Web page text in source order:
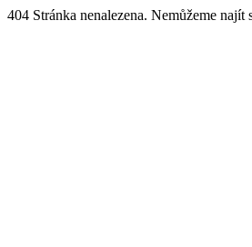
404 Stránka nenalezena. Nemůžeme najít